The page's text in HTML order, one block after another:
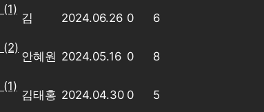
(1)
김 2024.06.26 0 6
(2)
안혜원 2024.05.16 0 8
(1)
김태홍 2024.04.30 0 5